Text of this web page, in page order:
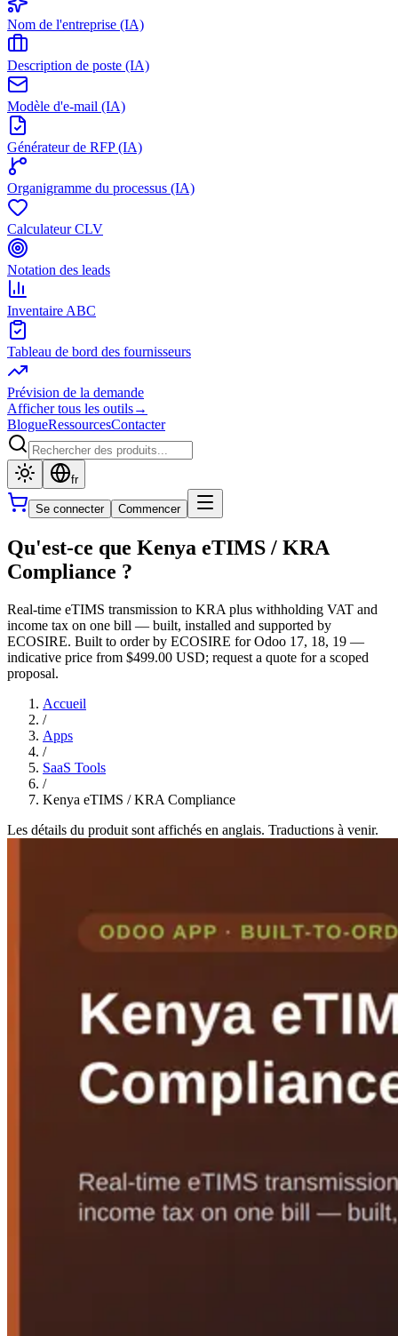
Nom de l'entreprise (IA)
Description de poste (IA)
Modèle d'e-mail (IA)
Générateur de RFP (IA)
Organigramme du processus (IA)
Calculateur CLV
Notation des leads
Inventaire ABC
Tableau de bord des fournisseurs
Prévision de la demande
Afficher tous les outils→
BlogueRessourcesContacter
fr
Se connecter Commencer
Qu'est-ce que Kenya eTIMS / KRA
Compliance ?
Real-time eTIMS transmission to KRA plus withholding VAT and
income tax on one bill — built, installed and supported by
ECOSIRE. Built to order by ECOSIRE for Odoo 17, 18, 19 —
indicative price from $499.00 USD; request a quote for a scoped
proposal.
Accueil
/
Apps
/
SaaS Tools
/
Kenya eTIMS / KRA Compliance
Les détails du produit sont affichés en anglais. Traductions à venir.